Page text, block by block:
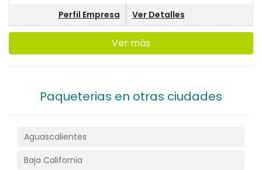
Perfil Empresa Ver Detalles
Ver más
Paqueterias en otras ciudades
Aguascalientes
Baja California